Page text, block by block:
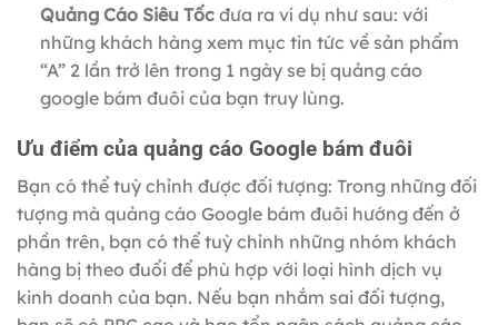
Quảng Cáo Siêu Tốcđưa ra ví dụ như sau: với
những khách hàng xem mục tin tức về sản phẩm
“A” 2 lần trở lên trong 1 ngày se bị quảng cáo
google bám đuôi của bạn truy lùng.
Ưu điểm của quảng cáo Google bám đuôi
Bạn có thể tuỳ chỉnh được đối tượng: Trong những đối
tượng mà quảng cáo Google bám đuôi hướng đến ở
phần trên, bạn có thể tuỳ chỉnh những nhóm khách
hàng bị theo đuổi để phù hợp với loại hình dịch vụ
kinh doanh của bạn. Nếu bạn nhắm sai đối tượng,